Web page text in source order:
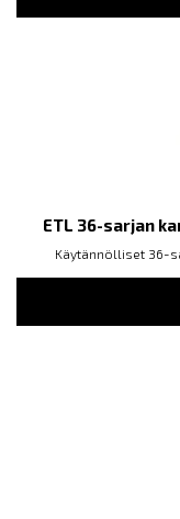
ETL 36-sarjan
Käytännölliset 36-